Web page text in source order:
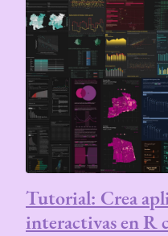
Tutorial: Crea
interactivas en R